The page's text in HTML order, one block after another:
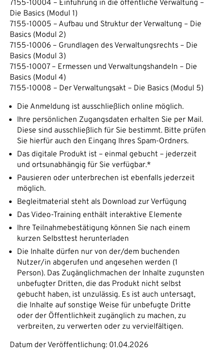
7155-10004 – Einführung in die öffentliche Verwaltung –
Die Basics (Modul 1)
7155-10005 – Aufbau und Struktur der Verwaltung – Die
Basics (Modul 2)
7155-10006 – Grundlagen des Verwaltungsrechts – Die
Basics (Modul 3)
7155-10007 – Ermessen und Verwaltungshandeln – Die
Basics (Modul 4)
7155-10008 – Der Verwaltungsakt – Die Basics (Modul 5)
Die Anmeldung ist ausschließlich online möglich.
Ihre persönlichen Zugangsdaten erhalten Sie per Mail.
Diese sind ausschließlich für Sie bestimmt. Bitte prüfen
Sie hierfür auch den Eingang Ihres Spam-Ordners.
Das digitale Produkt ist – einmal gebucht – jederzeit
und ortsunabhängig für Sie verfügbar.*
Pausieren oder unterbrechen ist ebenfalls jederzeit
möglich.
Begleitmaterial steht als Download zur Verfügung
Das Video-Training enthält interaktive Elemente
Ihre Teilnahmebestätigung können Sie nach einem
kurzen Selbsttest herunterladen
Die Inhalte dürfen nur von der/dem buchenden
Nutzer/in abgerufen und angesehen werden (1
Person). Das Zugänglichmachen der Inhalte zugunsten
unbefugter Dritten, die das Produkt nicht selbst
gebucht haben, ist unzulässig. Es ist auch untersagt,
die Inhalte auf sonstige Weise für unbefugte Dritte
oder der Öffentlichkeit zugänglich zu machen, zu
verbreiten, zu verwerten oder zu vervielfältigen.
Datum der Veröffentlichung: 01.04.2026